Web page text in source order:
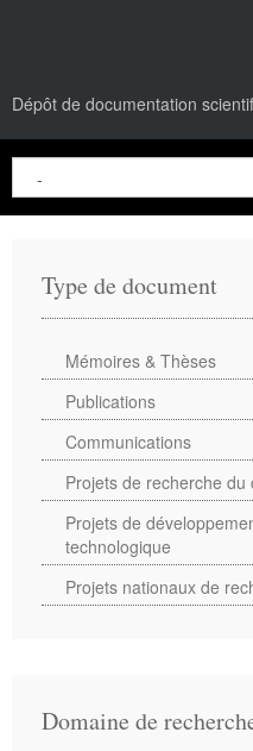
Dépôt de documentation
Type de document
Mémoires & Thèses
Publications
Communications
Projets de recherche du
Projets de
technologique
Projets nationaux de
Domaine de